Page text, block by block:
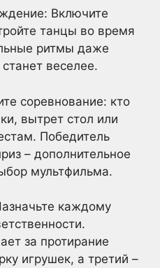
Включите
танцы во время
ритмы даже
веселее.
соревнование: кто
вытрет стол или
Победитель
– дополнительное
мультфильма.
каждому
за протирание
игрушек, а третий –